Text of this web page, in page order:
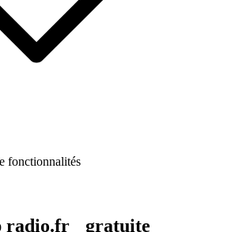
fonctionnalités
radio.fr gratuite